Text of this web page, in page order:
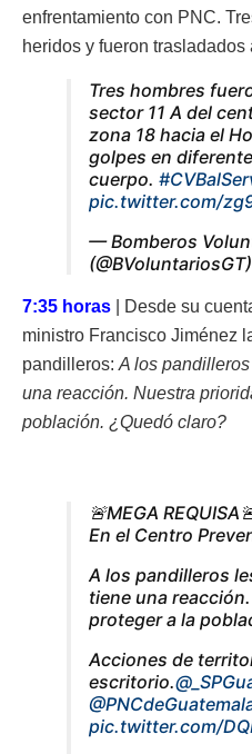
enfrentamiento con PNC.
heridos y fueron trasladados
Tres hombres
sector 11 A del
zona 18 hacia el
golpes en
cuerpo.
pic.twitter.com/
— Bomberos
(@BVoluntariosGT)
7:35 horas
| Desde su
ministro Francisco Jiménez
pandilleros: A los
una reacción. Nuestra
población. ¿Quedó claro?
🚨MEGA
En el Centro
A los pandilleros
tiene una
proteger a la
Acciones de
escritorio.
pic.twitter.com/